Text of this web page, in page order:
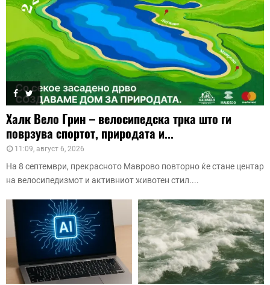
Халк Вело Грин – велосипедска трка што ги
поврзува спортот, природата и...
11:09, август 6, 2026
На 8 септември, прекрасното Маврово повторно ќе стане центар
на велосипедизмот и активниот животен стил....